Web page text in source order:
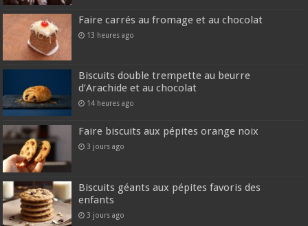
Faire carrés au fromage et au chocolat
13 heures ago
Biscuits double trempette au beurre
d’Arachide et au chocolat
14 heures ago
Faire biscuits aux pépites orange noix
3 jours ago
Biscuits géants aux pépites favoris des
enfants
3 jours ago